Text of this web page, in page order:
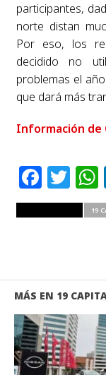
participantes,
norte distan
Por eso, los
decidido no
problemas el
que dará más
Información de
19
MÁS EN 19